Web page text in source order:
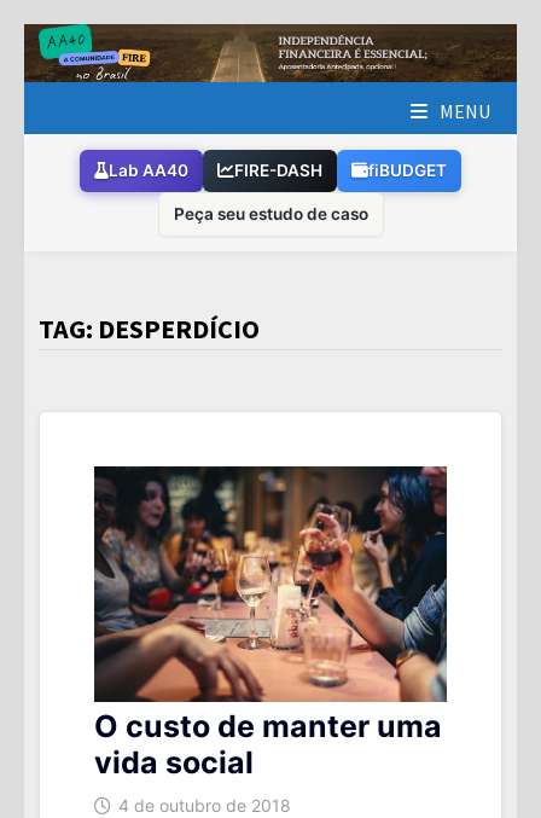
Skip
to
MENU
Lab AA40 FIRE-DASH fiBUDGET
Peça seu estudo de caso
TAG: DESPERDÍCIO
O custo de manter uma
vida social
4 de outubro de 2018